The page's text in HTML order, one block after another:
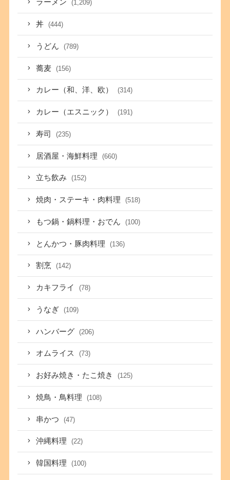
ラーメン (1,209)
丼 (444)
うどん (789)
蕎麦 (156)
カレー（和、洋、欧） (314)
カレー（エスニック） (191)
寿司 (235)
居酒屋・海鮮料理 (660)
立ち飲み (152)
焼肉・ステーキ・肉料理 (518)
もつ鍋・鍋料理・おでん (100)
とんかつ・豚肉料理 (136)
割烹 (142)
カキフライ (78)
うなぎ (109)
ハンバーグ (206)
オムライス (73)
お好み焼き・たこ焼き (125)
焼鳥・鳥料理 (108)
串かつ (47)
沖縄料理 (22)
韓国料理 (100)